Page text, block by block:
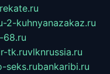
2-kuhnyanazakaz.ru
68.ru
tk.ruvlknrussia.ru
seks.rubankaribi.ru